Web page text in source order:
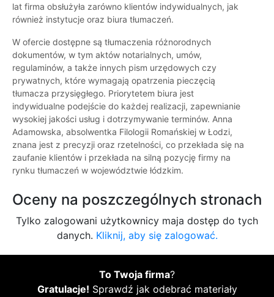
lat firma obsłużyła zarówno klientów indywidualnych, jak
również instytucje oraz biura tłumaczeń.
W ofercie dostępne są tłumaczenia różnorodnych
dokumentów, w tym aktów notarialnych, umów,
regulaminów, a także innych pism urzędowych czy
prywatnych, które wymagają opatrzenia pieczęcią
tłumacza przysięgłego. Priorytetem biura jest
indywidualne podejście do każdej realizacji, zapewnianie
wysokiej jakości usług i dotrzymywanie terminów. Anna
Adamowska, absolwentka Filologii Romańskiej w Łodzi,
znana jest z precyzji oraz rzetelności, co przekłada się na
zaufanie klientów i przekłada na silną pozycję firmy na
rynku tłumaczeń w województwie łódzkim.
Oceny na poszczególnych stronach
Tylko zalogowani użytkownicy maja dostęp do tych
danych. Kliknij, aby się zalogować.
To Twoja firma?
Gratulacje! Sprawdź jak odebrać materiały